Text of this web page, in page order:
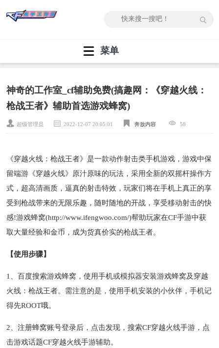
菜单
神奇的工作室_cf辅助免费(搞趣网：《穿越火线：
枪战王者》辅助首选游戏蜂窝)
超级管理员 2022-12-07 20:05:01 奔放内容 58
《穿越火线：枪战王者》是一款动作射击类手机游戏，游戏中保
留端游《穿越火线》原汁原味的玩法，采用全新的双摇杆操作方
式，超高清画质，逼真的射击特效，玩家们将在手机上真正的享
受到枪战带来的无限乐趣，随时随地的开战，享受移动射击的快
感!游戏蜂窝(http://www.ifengwoo.com/)帮助玩家在CF手游中获
取大量经验和金币，成为货真价实的枪战王者。
【使用步骤】
1、百度搜索游戏蜂窝，使用手机或模拟器安装游戏蜂窝及穿越
火线：枪战王者。需注意的是，使用手机安装的小伙伴，手机记
得先ROOT哦。
2、注册蜂窝账号登录后，点击发现，搜索CF穿越火线手游，点
击游戏话题CF穿越火线手游辅助。